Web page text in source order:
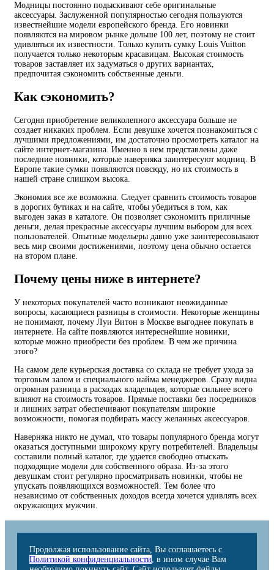
Модницы постоянно подыскивают себе оригинальные
аксессуары. Заслуженной популярностью сегодня пользуются
известнейшие модели европейского бренда. Его новинки
появляются на мировом рынке дольше 100 лет, поэтому не стоит
удивляться их известности. Только купить сумку Louis Vuitton
получается только некоторым красавицам. Высокая стоимость
товаров заставляет их задуматься о других вариантах,
предпочитая сэкономить собственные деньги.
Как сэкономить?
Сегодня приобретение великолепного аксессуара больше не
создает никаких проблем. Если девушке хочется познакомиться с
лучшими предложениями, им достаточно просмотреть каталог на
сайте интернет-магазина. Именно в нем представлены даже
последние новинки, которые наверняка заинтересуют модниц. В
Европе такие сумки появляются повсюду, но их стоимость в
нашей стране слишком высока.
Экономия все же возможна. Следует сравнить стоимость товаров
в дорогих бутиках и на сайте, чтобы убедиться в том, как
выгоден заказ в каталоге. Он позволяет сэкономить приличные
деньги, делая прекрасные аксессуары лучшим выбором для всех
пользователей. Опытные модельеры давно уже заинтересовывают
весь мир своими достижениями, поэтому цена обычно остается
на втором плане.
Почему цены ниже в интернете?
У некоторых покупателей часто возникают неожиданные
вопросы, касающиеся разницы в стоимости. Некоторые женщины
не понимают, почему Луи Витон в Москве выгоднее покупать в
интернете. На сайте появляются интереснейшие новинки,
которые можно приобрести без проблем. В чем же причина
этого?
На самом деле курьерская доставка со склада не требует ухода за
торговым залом и специального найма менеджеров. Сразу видна
огромная разница в расходах владельцев, которые сильнее всего
влияют на стоимость товаров. Прямые поставки без посредников
и лишних затрат обеспечивают покупателям широкие
возможности, помогая подбирать массу желанных аксессуаров.
Наверняка никто не думал, что товары популярного бренда могут
оказаться доступными широкому кругу потребителей. Владельцы
составили полный каталог, где удается свободно отыскать
подходящие модели для собственного образа. Из-за этого
девушкам стоит регулярно просматривать новинки, чтобы не
упускать появляющихся возможностей. Тем более что
независимо от собственных доходов всегда хочется удивлять всех
окружающих мужчин.
Продолжая использование сайта, Вы соглашаетесь с
Политикой конфиденциальности , в ином случае Вам